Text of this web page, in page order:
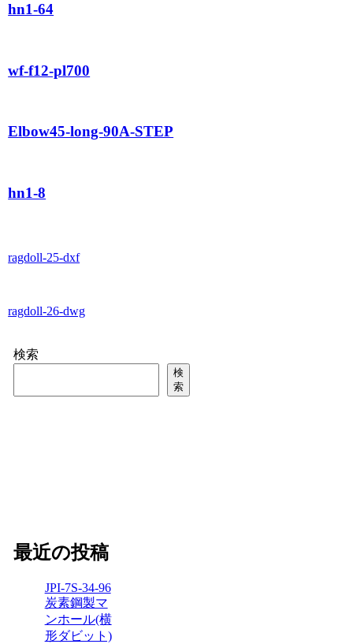
hn1-64
wf-f12-pl700
Elbow45-long-90A-STEP
hn1-8
ragdoll-25-dxf
ragdoll-26-dwg
検索
検
索
最近の投稿
JPI-7S-34-96
炭素鋼製マ
ンホール(横
形ダビット)